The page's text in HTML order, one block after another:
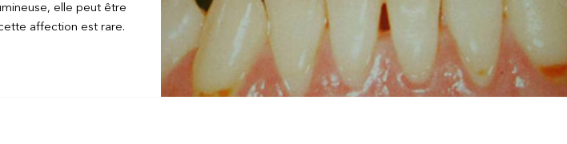
elle peut être
affection est rare.